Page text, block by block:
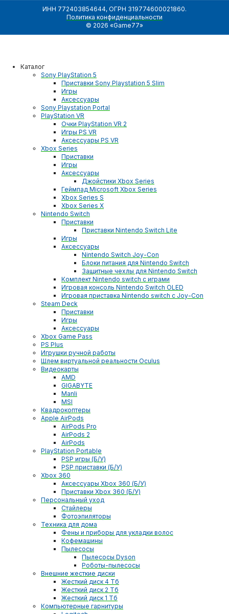
ИНН 772403854644, ОГРН 319774600021860.
Политика конфиденциальности
© 2026 «Game77»
Каталог
Sony PlayStation 5
Приставки Sony Playstation 5 Slim
Игры
Аксессуары
Sony Playstation Portal
PlayStation VR
Очки PlayStation VR 2
Игры PS VR
Аксессуары PS VR
Xbox Series
Приставки
Игры
Аксессуары
Джойстики Xbox Series
Геймпад Microsoft Xbox Series
Xbox Series S
Xbox Series X
Nintendo Switch
Приставки
Приставки Nintendo Switch Lite
Игры
Аксессуары
Nintendo Switch Joy-Con
Блоки питания для Nintendo Switch
Защитные чехлы для Nintendo Switch
Комплект Nintendo switch с играми
Игровая консоль Nintendo Switch OLED
Игровая приставка Nintendo switch с Joy-Con
Steam Deck
Приставки
Игры
Аксессуары
Xbox Game Pass
PS Plus
Игрушки ручной работы
Шлем виртуальной реальности Oculus
Видеокарты
AMD
GIGABYTE
Manli
MSI
Квадрокоптеры
Apple AirPods
AirPods Pro
AirPods 2
AirPods
PlayStation Portable
PSP игры (Б/У)
PSP приставки (Б/У)
Xbox 360
Аксессуары Xbox 360 (Б/У)
Приставки Xbox 360 (Б/У)
Персональный уход
Стайлеры
Фотоэпиляторы
Техника для дома
Фены и приборы для укладки волос
Кофемашины
Пылесосы
Пылесосы Dyson
Роботы-пылесосы
Внешние жесткие диски
Жесткий диск 4 Тб
Жесткий диск 2 Тб
Жесткий диск 1 Тб
Компьютерные гарнитуры